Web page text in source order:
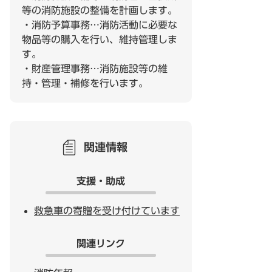
等の消防施設の整備を計画します。
・消防予算事務…消防活動に必要な
物品等の購入を行い、維持管理しま
す。
・財産管理事務…消防施設等の維
持・管理・補修を行います。
関連情報
支援・助成
救急車の寄贈を受け付けています
関連リンク